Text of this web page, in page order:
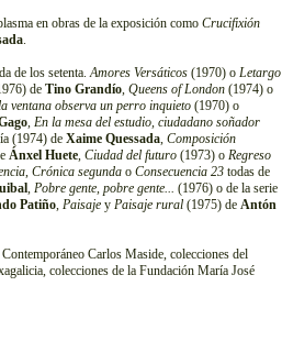
en obras de la exposición como Crucifixión
.
de los setenta.Amores Versáticos (1970) o Letargo
de Tino Grandío, Queens of London (1974) o
ventana observa un perro inquieto (1970) o
, En la mesa del estudio, ciudadano soñador
(1974) de Xaime Quessada, Composición
Ánxel Huete, Ciudad del futuro (1973) o Regreso
, Crónica segunda o Consecuencia 23 todas de
, Pobre gente, pobre gente... (1976) o de la serie
Patiño, Paisaje y Paisaje rural (1975) de Antón
Carlos Maside, colecciones del
colecciones de la Fundación María José